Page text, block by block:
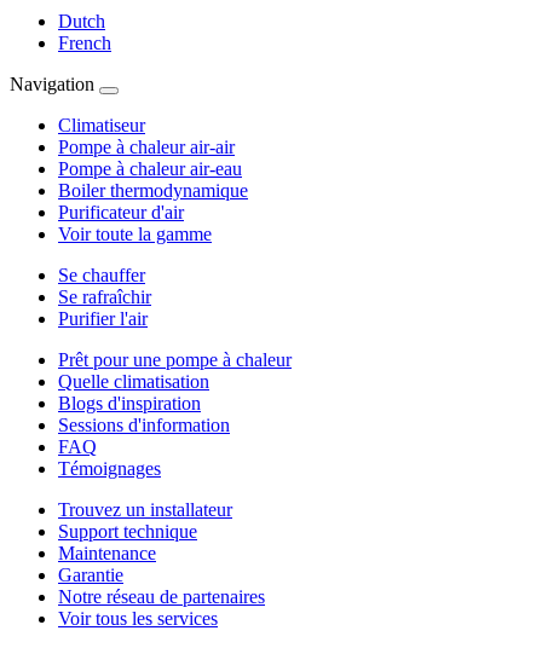
Dutch
French
Navigation
Climatiseur
Pompe à chaleur air-air
Pompe à chaleur air-eau
Boiler thermodynamique
Purificateur d'air
Voir toute la gamme
Se chauffer
Se rafraîchir
Purifier l'air
Prêt pour une pompe à chaleur
Quelle climatisation
Blogs d'inspiration
Sessions d'information
FAQ
Témoignages
Trouvez un installateur
Support technique
Maintenance
Garantie
Notre réseau de partenaires
Voir tous les services